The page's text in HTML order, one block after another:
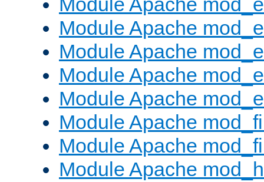
Module Apache
Module Apache
Module Apache
Module Apache
Module Apache
Module Apache
Module Apache